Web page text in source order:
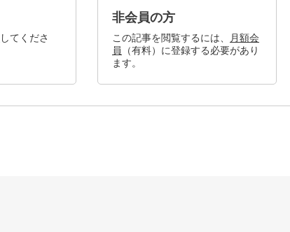
してくださ
非会員の方
この記事を閲覧するには、
月額会
員
（有料）に登録する必要があり
ます。